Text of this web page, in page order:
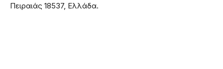
Πειραιάς 18537, Ελλάδα.